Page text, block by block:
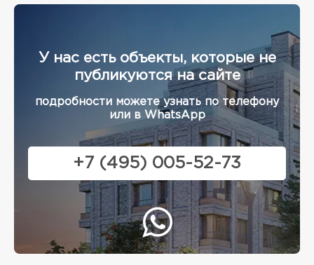
У нас есть объекты, которые не
публикуются на сайте
подробности можете узнать по телефону
или в WhatsApp
+7 (495) 005-52-73